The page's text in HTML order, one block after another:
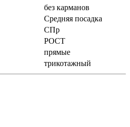
без карманов
Средняя посадка
СПр
РОСТ
прямые
трикотажный